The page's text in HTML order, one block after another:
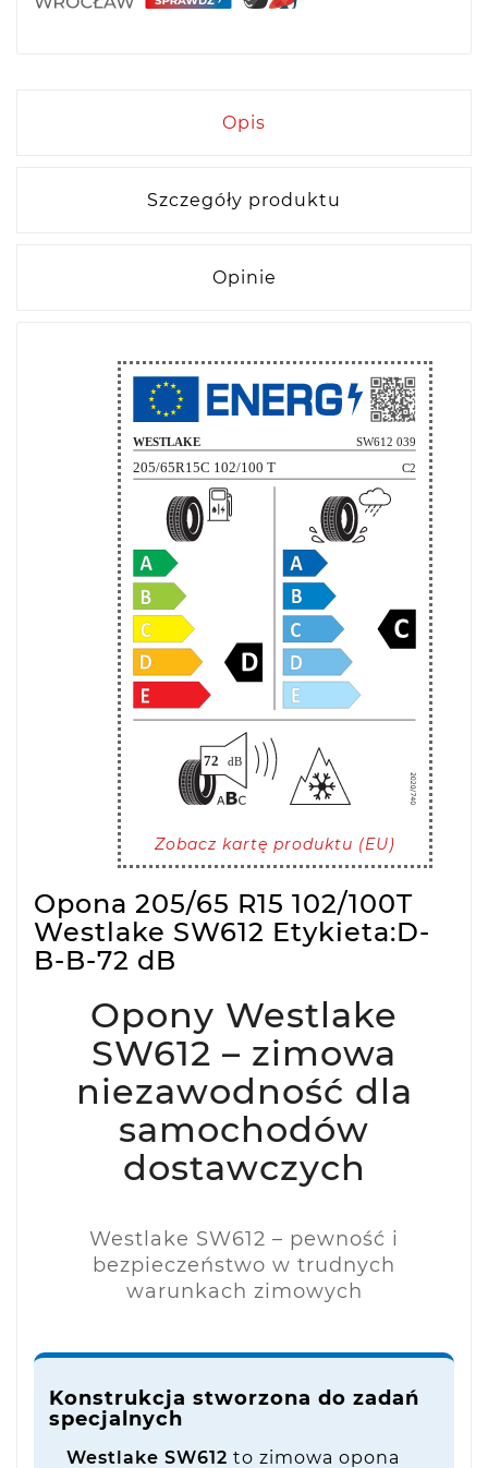
Opis
Szczegóły produktu
Opinie
Zobacz kartę produktu (EU)
Opona 205/65 R15 102/100T
Westlake SW612 Etykieta:D-
B-B-72 dB
Opony Westlake
SW612 – zimowa
niezawodność dla
samochodów
dostawczych
Westlake SW612 – pewność i
bezpieczeństwo w trudnych
warunkach zimowych
Konstrukcja stworzona do zadań
specjalnych
Westlake SW612 to zimowa opona